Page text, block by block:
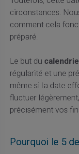
circonstances.
comment cela
préparé.
Le but du
régularité et une
même si la date
fluctuer
précisément vos
Pourquoi le 5